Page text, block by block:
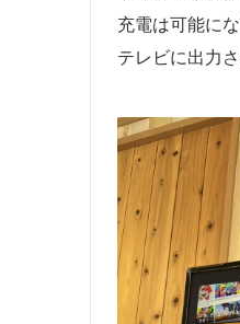
充電は可能にな
テレビに出力